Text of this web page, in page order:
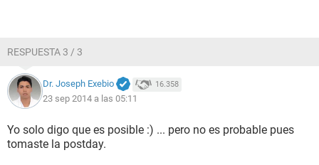
RESPUESTA 3 / 3
Dr. Joseph Exebio 16.358
23 sep 2014 a las 05:11
Yo solo digo que es posible :) ... pero no es probable pues
tomaste la postday.